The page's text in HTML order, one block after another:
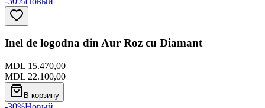
Inel de logodna din Aur Roz cu Diamant
MDL 15.470,00
MDL 22.100,00
В корзину